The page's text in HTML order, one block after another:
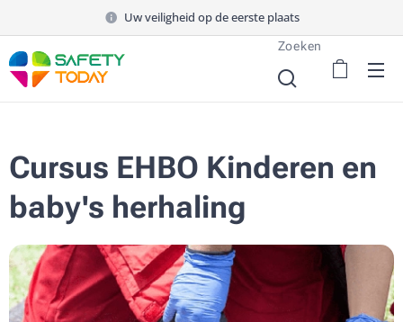
Uw veiligheid op de eerste plaats
Zoeken
Cursus EHBO Kinderen en
baby's herhaling